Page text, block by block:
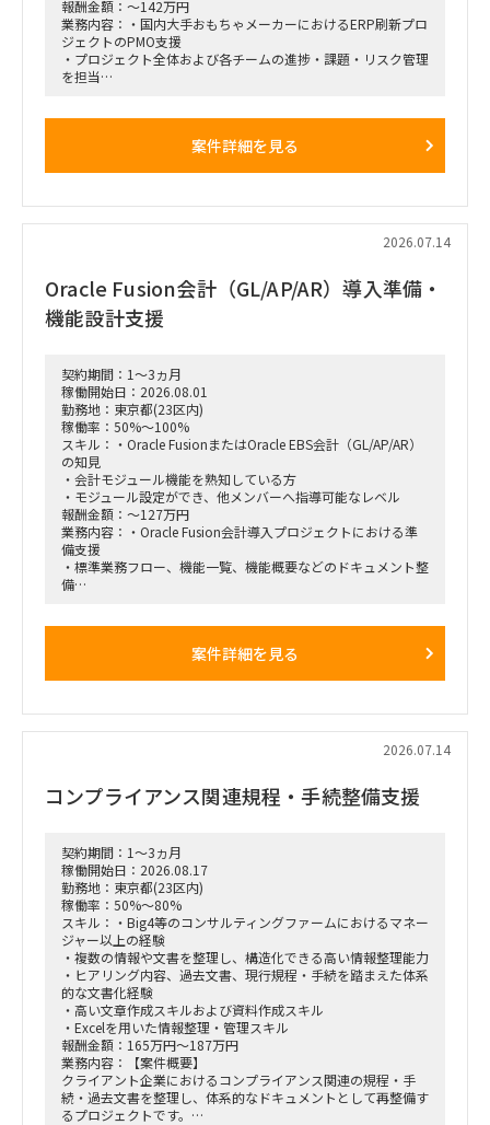
報酬金額：～142万円
業務内容：・国内大手おもちゃメーカーにおけるERP刷新プロ
ジェクトのPMO支援
・プロジェクト全体および各チームの進捗・課題・リスク管理
を担当
案件詳細を見る
2026.07.14
Oracle Fusion会計（GL/AP/AR）導入準備・
機能設計支援
契約期間：1～3ヵ月
稼働開始日：2026.08.01
勤務地：東京都(23区内)
稼働率：50%～100%
スキル：・Oracle FusionまたはOracle EBS会計（GL/AP/AR）
の知見
・会計モジュール機能を熟知している方
・モジュール設定ができ、他メンバーへ指導可能なレベル
報酬金額：～127万円
業務内容：・Oracle Fusion会計導入プロジェクトにおける準
備支援
・標準業務フロー、機能一覧、機能概要などのドキュメント整
備
案件詳細を見る
2026.07.14
コンプライアンス関連規程・手続整備支援
契約期間：1～3ヵ月
稼働開始日：2026.08.17
勤務地：東京都(23区内)
稼働率：50%～80%
スキル：・Big4等のコンサルティングファームにおけるマネー
ジャー以上の経験
・複数の情報や文書を整理し、構造化できる高い情報整理能力
・ヒアリング内容、過去文書、現行規程・手続を踏まえた体系
的な文書化経験
・高い文章作成スキルおよび資料作成スキル
・Excelを用いた情報整理・管理スキル
報酬金額：165万円～187万円
業務内容：【案件概要】
クライアント企業におけるコンプライアンス関連の規程・手
続・過去文書を整理し、体系的なドキュメントとして再整備す
るプロジェクトです。